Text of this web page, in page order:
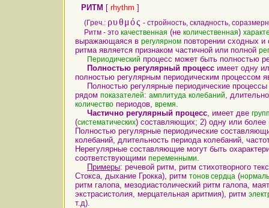
РИТМ [ rhythm ]
(Греч.: ρυθμός - стройность, складность,
Ритм - это качественная (не количественная)
выражающаяся в регулярном повторении сходных
ритма является признаком частичной или полной
Периодический процесс может быть полностью
Полностью регулярный процесс имеет одну
полностью регулярным периодическим процессом
Полностью регулярные периодические процессы
рядом показателей: амплитуда колебаний,
количество периодов, время.
Частично регулярный процесс, имеет две
(систематических) составляющих; 2) одну или более
Полностью регулярные периодические
колебаний, длительность периода колебаний,
Нерегулярные составляющие могут быть
соответствующими переменными.
Примеры: речевой ритм, ритм стихотворного
Стокса, дыхание Грокка), ритм тонов сердца (
ритм галопа, мезодиастолический ритм галопа,
экстрасистолия, мерцательная аритмия), ритм
т.д).